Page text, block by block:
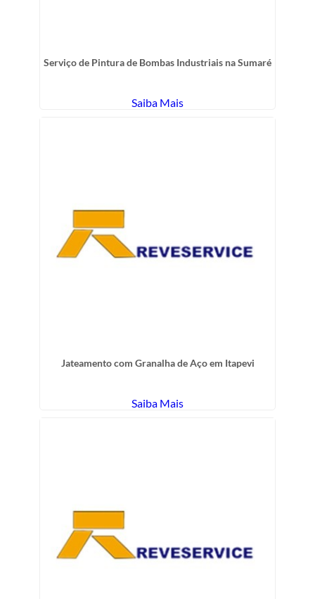
Serviço de Pintura de Bombas Industriais na Sumaré
Saiba Mais
Jateamento com Granalha de Aço em Itapevi
Saiba Mais